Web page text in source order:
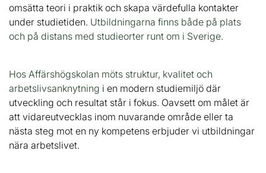
omsätta teori i praktik och skapa värdefulla kontakter
under studietiden. Utbildningarna finns både på plats
och på distans med studieorter runt om i Sverige.
Hos Affärshögskolan möts struktur, kvalitet och
arbetslivsanknytning i en modern studiemiljö där
utveckling och resultat står i fokus. Oavsett om målet är
att vidareutvecklas inom nuvarande område eller ta
nästa steg mot en ny kompetens erbjuder vi utbildningar
nära arbetslivet.